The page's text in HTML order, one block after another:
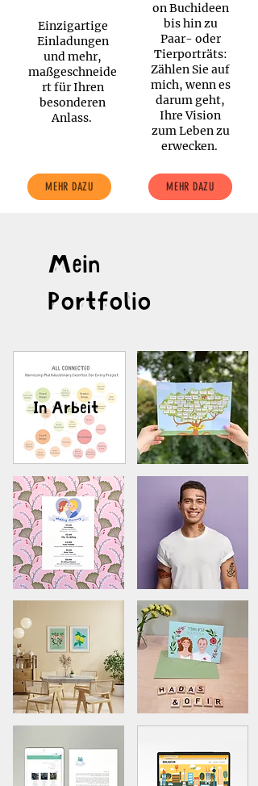
Einzigartige
Einladungen
und mehr,
maßgeschneide
rt für Ihren
besonderen
Anlass.
on Buchideen
bis hin zu
Paar- oder
Tierporträts:
Zählen Sie auf
mich, wenn es
darum geht,
Ihre Vision
zum Leben zu
erwecken.
MEHR DAZU MEHR DAZU
Mein
Portfolio
In Arbeit